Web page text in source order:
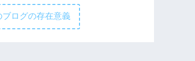
ブログの存在意義